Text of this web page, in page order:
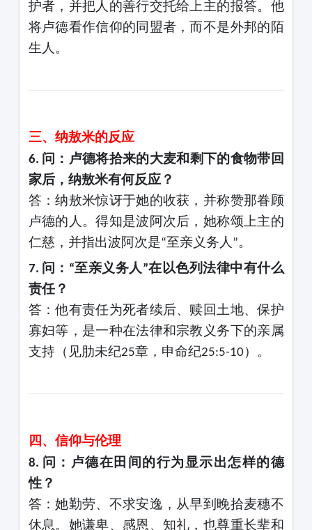
护者，并把人的善行交托给上主的报答。他
将卢德看作信仰的同盟者，而不是外邦的陌
生人。
三、纳敖米的反应
6. 问：卢德将拾来的大麦和剩下的食物带回
家后，纳敖米有何反应？
答：纳敖米惊讶于她的收获，并称赞那眷顾
卢德的人。得知是波阿次后，她称颂上主的
仁慈，并指出波阿次是“至亲义务人 ”。
7. 问： “至亲义务人”在以色列法律中有什么
责任？
答：他有责任为死者续后、赎回土地、保护
寡妇等，是一种在法律和宗教义务下的亲属
支持（见肋未纪25章，申命纪25:5-10）。
四、信仰与伦理
8. 问：卢德在田间的行为显示出怎样的德
性？
答：她勤劳、不求安逸，从早到晚拾麦穗不
休息。她谦卑、感恩、知礼，也尊重长辈和